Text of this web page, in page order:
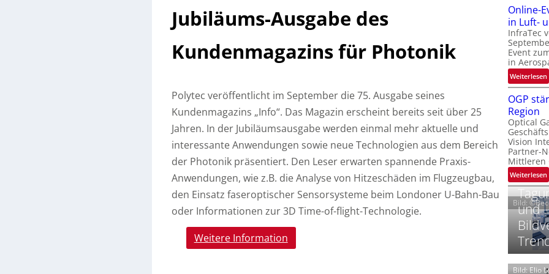
Jubiläums-Ausgabe des
Kundenmagazins für Photonik
Polytec veröffentlicht im September die 75. Ausgabe seines
Kundenmagazins „Info“. Das Magazin erscheint bereits seit über 25
Jahren. In der Jubiläumsausgabe werden einmal mehr aktuelle und
interessante Anwendungen sowie neue Technologien aus dem Bereich
der Photonik präsentiert. Den Leser erwarten spannende Praxis-
Anwendungen, wie z.B. die Analyse von Hitzeschäden im Flugzeugbau,
den Einsatz faseroptischer Sensorsysteme beim Londoner U-Bahn-Bau
oder Informationen zur 3D Time-of-flight-Technologie.
Weitere Information
‚
r
s
c
t
r
l
s
‘
t
r
t
i
l
i
s
i
i
Online-
in Luft-
InfraTec
Event
in
Weiterlesen:
i
-
t
z
OGP
Region
Optical
Vision
Partner-
Mittleren
Weiterlesen:
s
t
r
Bild:
und
Bild: Elio